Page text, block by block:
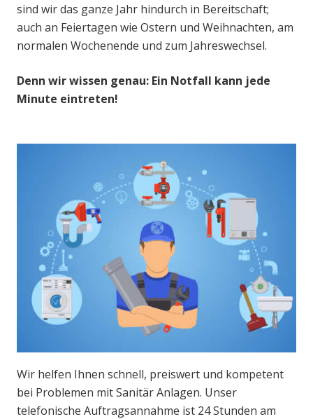
sind wir das ganze Jahr hindurch in Bereitschaft;
auch an Feiertagen wie Ostern und Weihnachten, am
normalen Wochenende und zum Jahreswechsel.
Denn wir wissen genau: Ein Notfall kann jede
Minute eintreten!
Wir helfen Ihnen schnell, preiswert und kompetent
bei Problemen mit Sanitär Anlagen. Unser
telefonische Auftragsannahme ist 24 Stunden am